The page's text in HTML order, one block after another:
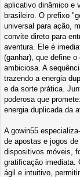
aplicativo dinâmico e
brasileiro. O prefixo
universal para ação,
convite direto para
aventura. Ele é
(ganhar), que define
ambiciosa. A
trazendo a energia
e da sorte prática.
poderosa que
energia duplicada da
A gowin55
de apostas e jogos
dispositivos móveis,
gratificação imediata.
ágil e intuitivo,